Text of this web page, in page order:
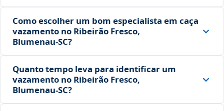
Como escolher um bom especialista em caça
vazamento no Ribeirão Fresco,
Blumenau‑SC?
Quanto tempo leva para identificar um
vazamento no Ribeirão Fresco,
Blumenau‑SC?